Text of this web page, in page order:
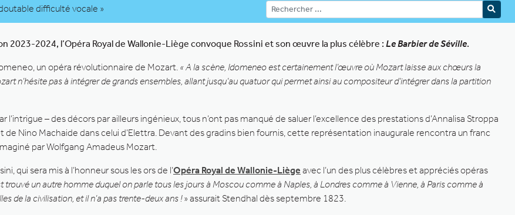
difficulté vocale »
2023-2024, l’Opéra Royal de Wallonie-Liège convoque Rossini et son œuvre la plus célèbre : Le Barbier de Séville.
un opéra révolutionnaire de Mozart. « A la scène, Idomeneo est certainement l’œuvre où Mozart laisse aux chœurs la
n’hésite pas à intégrer de grands ensembles, allant jusqu’au quatuor qui permet ainsi au compositeur d’intégrer dans la partition
– des décors par ailleurs ingénieux, tous n’ont pas manqué de saluer l’excellence des prestations d’Annalisa Stroppa
de Nino Machaide dans celui d’Elettra. Devant des gradins bien fournis, cette représentation inaugurale rencontra un franc
par Wolfgang Amadeus Mozart.
qui sera mis à l’honneur sous les ors de l’Opéra Royal de Wallonie-Liège avec l’un des plus célèbres et appréciés opéras
trouvé un autre homme duquel on parle tous les jours à Moscou comme à Naples, à Londres comme à Vienne, à Paris comme à
de la civilisation, et il n’a pas trente-deux ans !» assurait Stendhal dès septembre 1823.